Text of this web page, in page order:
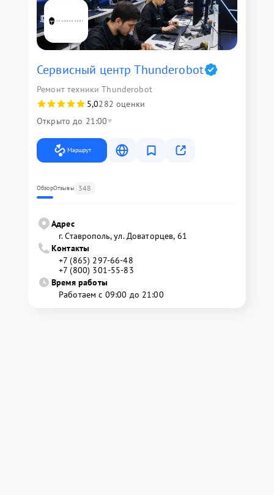
Сервисный центр Thunderobot
Ремонт техники Thunderobot
5,0282 оценки
Открыто до 21:00
Маршрут
ОбзорОтзывы 348
Адрес
г. Ставрополь, ул. Доваторцев, 61
Контакты
+7 (865) 297-66-48
+7 (800) 301-55-83
Время работы
Работаем с 09:00 до 21:00